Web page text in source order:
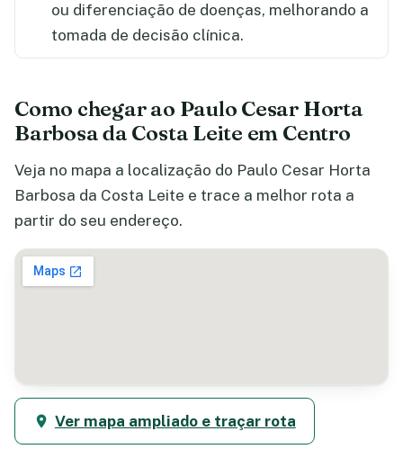
ou diferenciação de doenças, melhorando a
tomada de decisão clínica.
Como chegar ao Paulo Cesar Horta
Barbosa da Costa Leite em Centro
Veja no mapa a localização do Paulo Cesar Horta
Barbosa da Costa Leite e trace a melhor rota a
partir do seu endereço.
Ver mapa ampliado e traçar rota